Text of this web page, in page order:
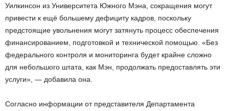
Уилкинсон из Университета Южного Мэна, сокращения могут
привести к ещё большему дефициту кадров, поскольку
предстоящие увольнения могут затянуть процесс обеспечения
финансированием, подготовкой и технической помощью. «Без
федерального контроля и мониторинга будет крайне сложно
для небольшого штата, как Мэн, продолжать предоставлять эти
услуги», — добавила она.
Согласно информации от представителя Департамента